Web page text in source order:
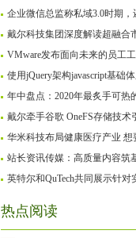
企业微信总监称私域3.0时期，
戴尔科技集团深度解读超融合
VMware发布面向未来的员工
使用jQuery架构javascript基础
年中盘点：2020年最炙手可热
戴尔牵手谷歌 OneFS存储技
华米科技布局健康医疗产业
站长资讯传媒：高质量内容筑
英特尔和QuTech共同展示针
热点阅读